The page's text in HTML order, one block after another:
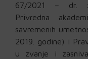
67/2021 – dr.
Privredna
savremenih
2019. godine) i
u zvanje i